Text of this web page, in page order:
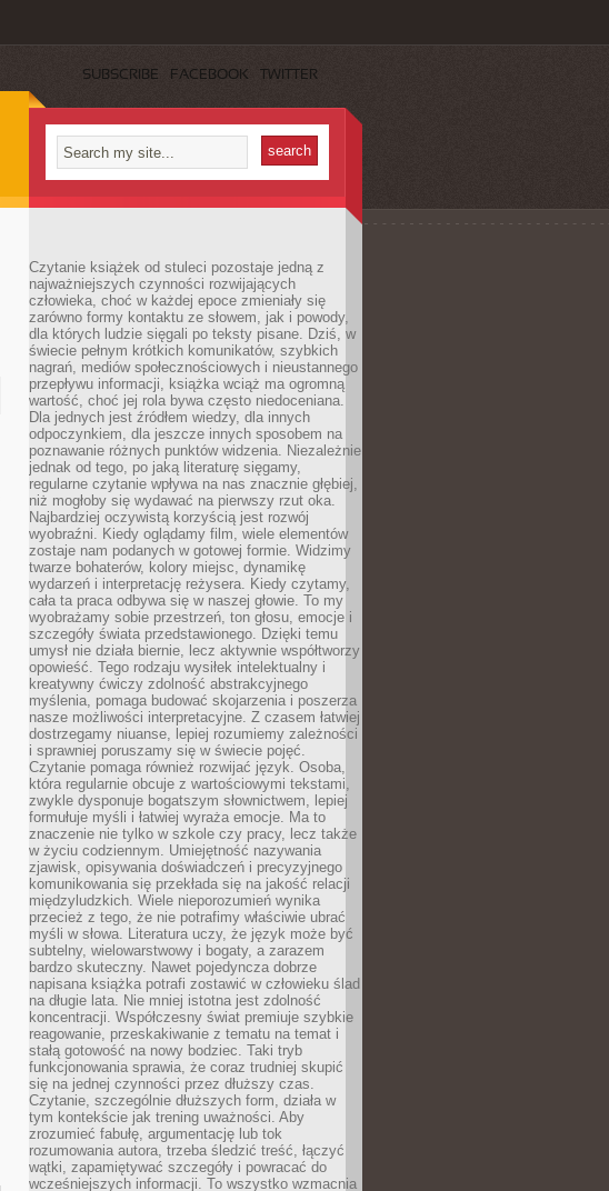
SUBSCRIBE FACEBOOK TWITTER
Czytanie książek od stuleci pozostaje jedną z
najważniejszych czynności rozwijających
człowieka, choć w każdej epoce zmieniały się
zarówno formy kontaktu ze słowem, jak i powody,
dla których ludzie sięgali po teksty pisane. Dziś, w
świecie pełnym krótkich komunikatów, szybkich
nagrań, mediów społecznościowych i nieustannego
przepływu informacji, książka wciąż ma ogromną
wartość, choć jej rola bywa często niedoceniana.
Dla jednych jest źródłem wiedzy, dla innych
odpoczynkiem, dla jeszcze innych sposobem na
poznawanie różnych punktów widzenia. Niezależnie
jednak od tego, po jaką literaturę sięgamy,
regularne czytanie wpływa na nas znacznie głębiej,
niż mogłoby się wydawać na pierwszy rzut oka.
Najbardziej oczywistą korzyścią jest rozwój
wyobraźni. Kiedy oglądamy film, wiele elementów
zostaje nam podanych w gotowej formie. Widzimy
twarze bohaterów, kolory miejsc, dynamikę
wydarzeń i interpretację reżysera. Kiedy czytamy,
cała ta praca odbywa się w naszej głowie. To my
wyobrażamy sobie przestrzeń, ton głosu, emocje i
szczegóły świata przedstawionego. Dzięki temu
umysł nie działa biernie, lecz aktywnie współtworzy
opowieść. Tego rodzaju wysiłek intelektualny i
kreatywny ćwiczy zdolność abstrakcyjnego
myślenia, pomaga budować skojarzenia i poszerza
nasze możliwości interpretacyjne. Z czasem łatwiej
dostrzegamy niuanse, lepiej rozumiemy zależności
i sprawniej poruszamy się w świecie pojęć.
Czytanie pomaga również rozwijać język. Osoba,
która regularnie obcuje z wartościowymi tekstami,
zwykle dysponuje bogatszym słownictwem, lepiej
formułuje myśli i łatwiej wyraża emocje. Ma to
znaczenie nie tylko w szkole czy pracy, lecz także
w życiu codziennym. Umiejętność nazywania
zjawisk, opisywania doświadczeń i precyzyjnego
komunikowania się przekłada się na jakość relacji
międzyludzkich. Wiele nieporozumień wynika
przecież z tego, że nie potrafimy właściwie ubrać
myśli w słowa. Literatura uczy, że język może być
subtelny, wielowarstwowy i bogaty, a zarazem
bardzo skuteczny. Nawet pojedyncza dobrze
napisana książka potrafi zostawić w człowieku ślad
na długie lata. Nie mniej istotna jest zdolność
koncentracji. Współczesny świat premiuje szybkie
reagowanie, przeskakiwanie z tematu na temat i
stałą gotowość na nowy bodziec. Taki tryb
funkcjonowania sprawia, że coraz trudniej skupić
się na jednej czynności przez dłuższy czas.
Czytanie, szczególnie dłuższych form, działa w
tym kontekście jak trening uważności. Aby
zrozumieć fabułę, argumentację lub tok
rozumowania autora, trzeba śledzić treść, łączyć
wątki, zapamiętywać szczegóły i powracać do
wcześniejszych informacji. To wszystko wzmacnia